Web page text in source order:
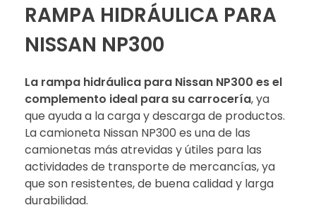
RAMPA HIDRÁULICA PARA
NISSAN NP300
La rampa hidráulica para Nissan NP300 es el
complemento ideal para su carrocería, ya
que ayuda a la carga y descarga de productos.
La camioneta Nissan NP300 es una de las
camionetas más atrevidas y útiles para las
actividades de transporte de mercancías, ya
que son resistentes, de buena calidad y larga
durabilidad.